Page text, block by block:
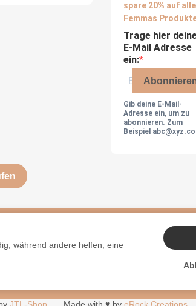
spare 20% auf alle
Femmas
Trage hier
E-Mail Adresse
ein:
Gib deine E-Mail-
Adresse ein, um zu
abonnieren. Zum
Beispiel
während andere helfen, eine